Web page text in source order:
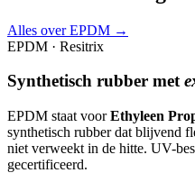
Alles over EPDM →
EPDM · Resitrix
Synthetisch rubber met
EPDM staat voorEthyleen
synthetisch rubber dat blijvend
niet verweekt in de hitte. UV-
gecertificeerd.